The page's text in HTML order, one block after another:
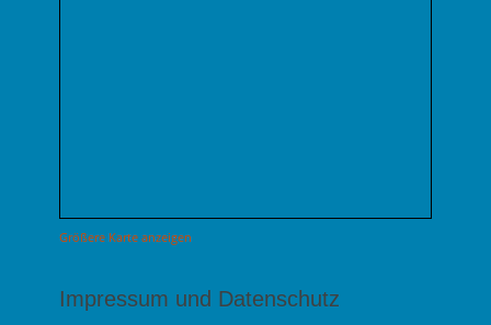
Größere Karte anzeigen
Impressum und Datenschutz